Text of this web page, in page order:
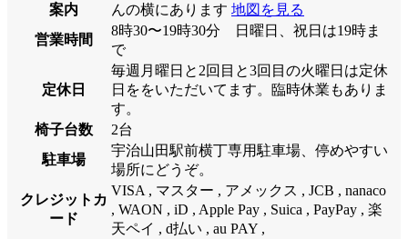
案内
んの横にあります 地図を見る
営業時間
8時30〜19時30分 日曜日、祝日は19時ま
で
定休日
毎週月曜日と2回目と3回目の火曜日は定休
日ををいただいてます。臨時休業もありま
す。
椅子台数
2台
駐車場
宇治山田駅前横丁専用駐車場、停めやすい
場所にどうぞ。
クレジットカ
ード
VISA , マスター , アメックス , JCB , nanaco
, WAON , iD , Apple Pay , Suica , PayPay , 楽
天ペイ , d払い , au PAY ,